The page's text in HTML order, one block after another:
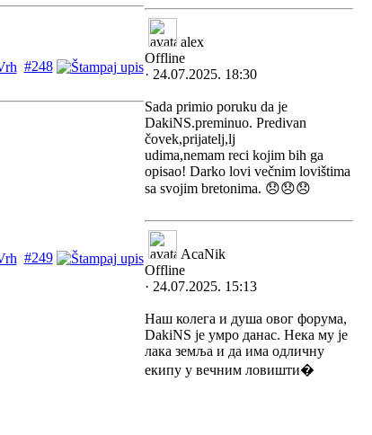
#248
#249
alex
Offline
· 24.07.2025. 18:30
Sada primio poruku da je
DakiNS.preminuo. Predivan
čovek,prijatelj,lj
udima,nemam reci kojim bih ga
opisao! Darko lovi večnim lovištima
sa svojim bretonima. 😞😞😞
AcaNik
Offline
· 24.07.2025. 15:13
Наш колега и душа овог форума,
DakiNS је умро данас. Нека му је
лака земља и да има одличну
екипу у вечним ловишти�